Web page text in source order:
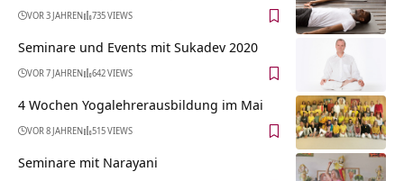
VOR 3 JAHREN 735 VIEWS
Seminare und Events mit Sukadev 2020
VOR 7 JAHREN 642 VIEWS
4 Wochen Yogalehrerausbildung im Mai
VOR 8 JAHREN 515 VIEWS
Seminare mit Narayani